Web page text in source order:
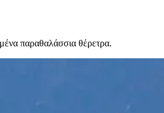
παραθαλάσσια θέρετρα.